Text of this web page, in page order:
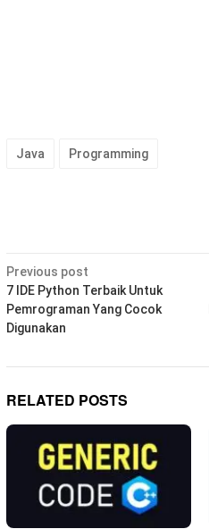
Java Programming
Post
navigation
Previous post
7 IDE Python Terbaik Untuk
Pemrograman Yang Cocok
Digunakan
RELATED POSTS